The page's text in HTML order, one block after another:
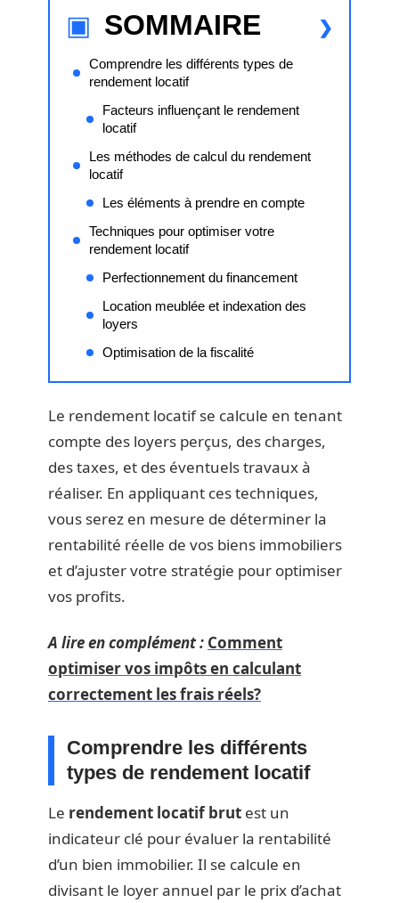
SOMMAIRE
Comprendre les différents types de
rendement locatif
Facteurs influençant le rendement
locatif
Les méthodes de calcul du rendement
locatif
Les éléments à prendre en compte
Techniques pour optimiser votre
rendement locatif
Perfectionnement du financement
Location meublée et indexation des
loyers
Optimisation de la fiscalité
Le rendement locatif se calcule en tenant
compte des loyers perçus, des charges,
des taxes, et des éventuels travaux à
réaliser. En appliquant ces techniques,
vous serez en mesure de déterminer la
rentabilité réelle de vos biens immobiliers
et d’ajuster votre stratégie pour optimiser
vos profits.
A lire en complément : Comment
optimiser vos impôts en calculant
correctement les frais réels?
Comprendre les différents
types de rendement locatif
Le rendement locatif brut est un
indicateur clé pour évaluer la rentabilité
d’un bien immobilier. Il se calcule en
divisant le loyer annuel par le prix d’achat